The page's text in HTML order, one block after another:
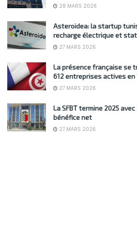
28 MARS 2026
Asteroidea: la startup
recharge électrique et
27 MARS 2026
La présence française se
612 entreprises actives
27 MARS 2026
La SFBT termine 2025
bénéfice net
27 MARS 2026